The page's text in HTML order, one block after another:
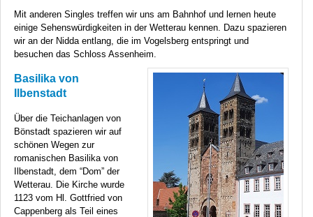
Mit anderen Singles treffen wir uns am Bahnhof und lernen heute
einige Sehenswürdigkeiten in der Wetterau kennen. Dazu spazieren
wir an der Nidda entlang, die im Vogelsberg entspringt und
besuchen das Schloss Assenheim.
Basilika von
Ilbenstadt
Über die Teichanlagen von
Bönstadt spazieren wir auf
schönen Wegen zur
romanischen Basilika von
Ilbenstadt, dem “Dom” der
Wetterau. Die Kirche wurde
1123 vom Hl. Gottfried von
Cappenberg als Teil eines